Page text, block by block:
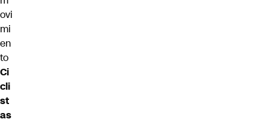
ovi
mi
en
to
Ci
cli
st
as